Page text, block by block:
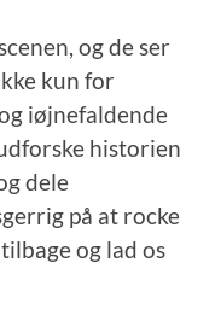
og de ser
kun for
iøjnefaldende
historien
dele
på at rocke
og lad os